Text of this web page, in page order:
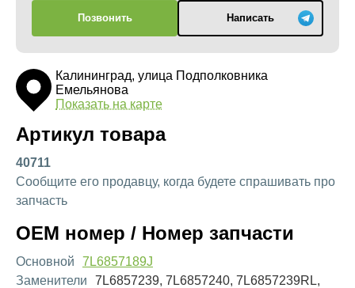
Позвонить Написать
Калининград, улица Подполковника
Емельянова
Показать на карте
Артикул товара
40711
Сообщите его продавцу, когда будете спрашивать про
запчасть
OEM номер / Номер запчасти
Основной
7L6857189J
Заменители
7L6857239, 7L6857240, 7L6857239RL,